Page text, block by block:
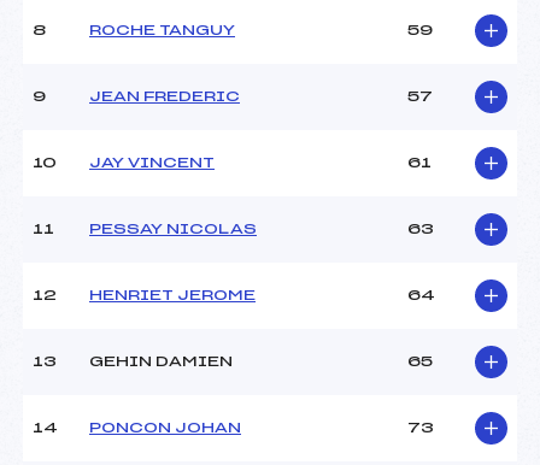
C-C-D-D
8 ROCHE TANGUY 59
9 JEAN FREDERIC 57
10 JAY VINCENT 61
11 PESSAY NICOLAS 63
12 HENRIET JEROME 64
13 GEHIN DAMIEN 65
14 PONCON JOHAN 73